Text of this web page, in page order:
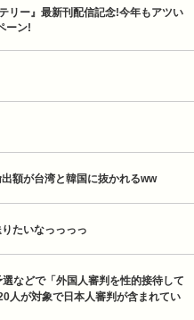
リー』最新刊配信記念!今年もアツい
ーン!
額が台湾と韓国に抜かれるww
たいなっっっっ
などで「外国人審判を性的接待して
人が対象で日本人審判が含まれてい